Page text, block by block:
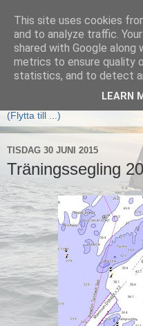
Elan333
www.elan333.se - en
allt som hör därtill
TISDAG 30 JUNI 2015
Träningssegling
This site uses cookies
and to analyze traffic.
shared with Google
metrics to ensure quality
statistics, and to detect
LEARN